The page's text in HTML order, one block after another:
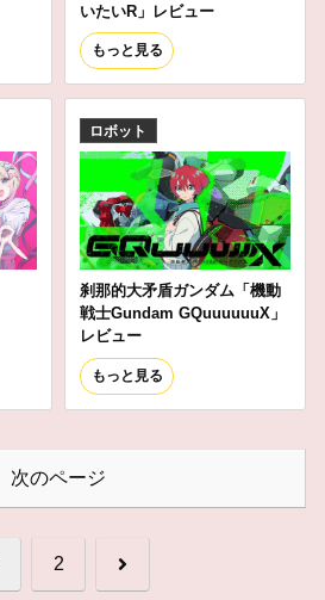
いたいR」レビュー
もっと見る
ロボット
刹那的大矛盾ガンダム「機動
戦士Gundam GQuuuuuuX」
レビュー
もっと見る
次のページ
2 次